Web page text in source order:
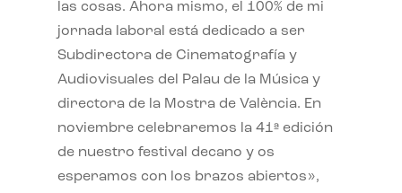
las cosas. Ahora mismo, el 100% de mi
jornada laboral está dedicado a ser
Subdirectora de Cinematografía y
Audiovisuales del Palau de la Música y
directora de la Mostra de València. En
noviembre celebraremos la 41ª edición
de nuestro festival decano y os
esperamos con los brazos abiertos»,